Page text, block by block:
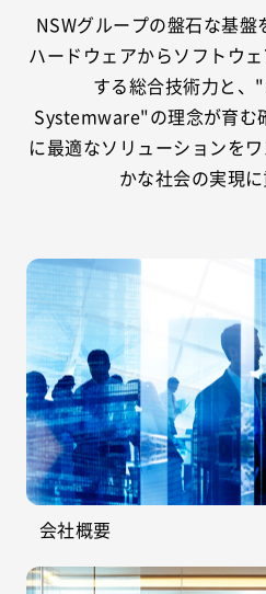
NSWグループの盤石な基盤
ハードウェアからソフトウ
する総合技術力と
Systemware"の理念が育む
に最適なソリューションを
かな社会の実現に
会社概要